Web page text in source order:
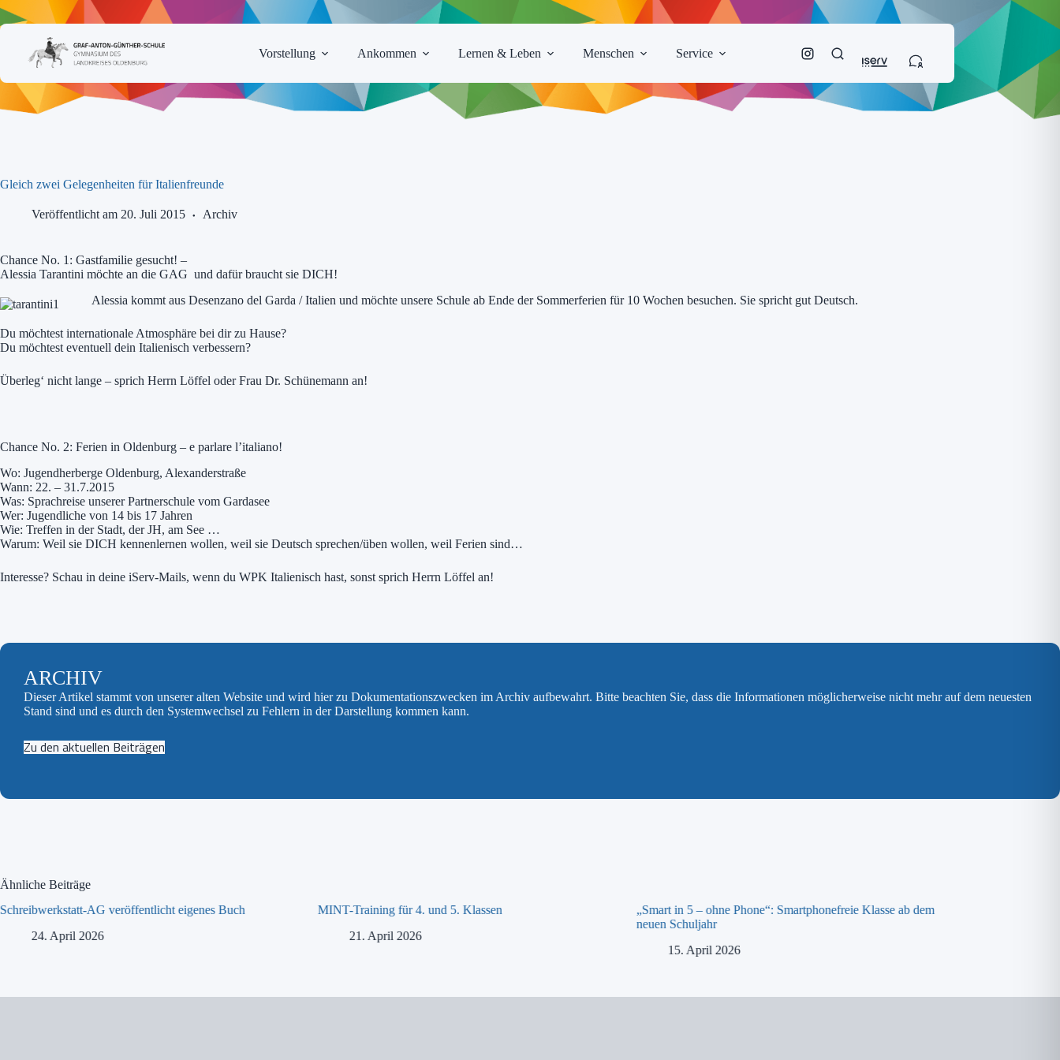
Zum
Inhalt
Vorstellung
Ankommen Lernen & Leben Menschen Service
Gleich zwei Gelegenheiten für Italienfreunde
Veröffentlicht am 20. Juli 2015 Archiv
Chance No. 1: Gastfamilie gesucht! –
Alessia Tarantini möchte an die GAG und dafür braucht sie DICH!
Alessia kommt aus Desenzano del Garda / Italien und möchte unsere Schule ab Ende der Sommerferien für 10 Wochen besuchen. Sie spricht gut Deutsch.
Du möchtest internationale Atmosphäre bei dir zu Hause?
Du möchtest eventuell dein Italienisch verbessern?
Überleg‘ nicht lange – sprich Herrn Löffel oder Frau Dr. Schünemann an!
Chance No. 2: Ferien in Oldenburg – e parlare l’italiano!
Wo: Jugendherberge Oldenburg, Alexanderstraße
Wann: 22. – 31.7.2015
Was: Sprachreise unserer Partnerschule vom Gardasee
Wer: Jugendliche von 14 bis 17 Jahren
Wie: Treffen in der Stadt, der JH, am See …
Warum: Weil sie DICH kennenlernen wollen, weil sie Deutsch sprechen/üben wollen, weil Ferien sind…
Interesse? Schau in deine iServ-Mails, wenn du WPK Italienisch hast, sonst sprich Herrn Löffel an!
ARCHIV
Dieser Artikel stammt von unserer alten Website und wird hier zu Dokumentationszwecken im Archiv aufbewahrt. Bitte beachten Sie, dass die Informationen möglicherweise nicht mehr auf dem neuesten
Stand sind und es durch den Systemwechsel zu Fehlern in der Darstellung kommen kann.
Zu den aktuellen Beiträgen
Ähnliche Beiträge
Schreibwerkstatt-AG veröffentlicht eigenes Buch
24. April 2026
MINT-Training für 4. und 5. Klassen
21. April 2026
„Smart in 5 – ohne Phone“: Smartphonefreie Klasse ab dem
neuen Schuljahr
15. April 2026